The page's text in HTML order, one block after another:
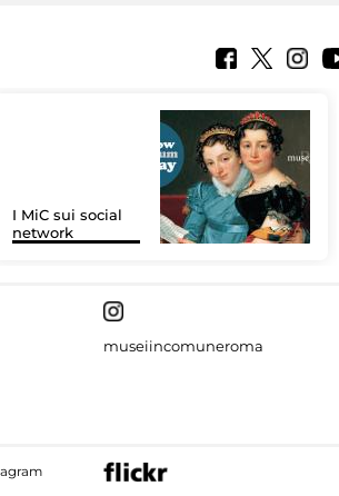
I MiC sui social
network
museiincomuneroma